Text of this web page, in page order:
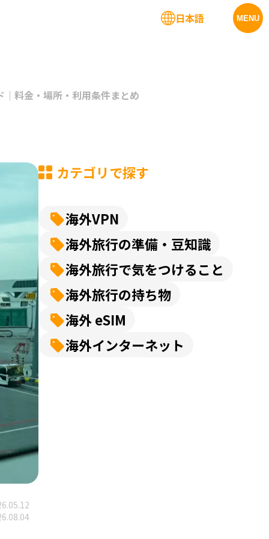
MENU
日本語
料金・場所・利用条件まとめ
カテゴリで探す
海外VPN
海外旅行の準備・豆知識
海外旅行で気をつけること
海外旅行の持ち物
海外 eSIM
海外インターネット